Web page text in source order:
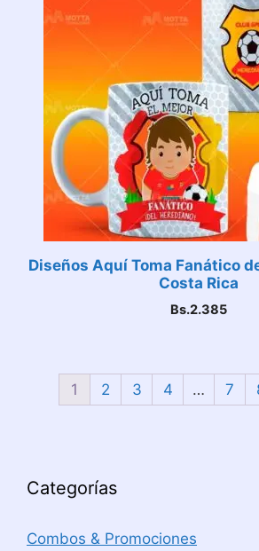
Diseños Aquí Toma Fanático
Costa Rica
Bs.2.385
1 2 3 4 … 7
Categorías
Combos & Promociones